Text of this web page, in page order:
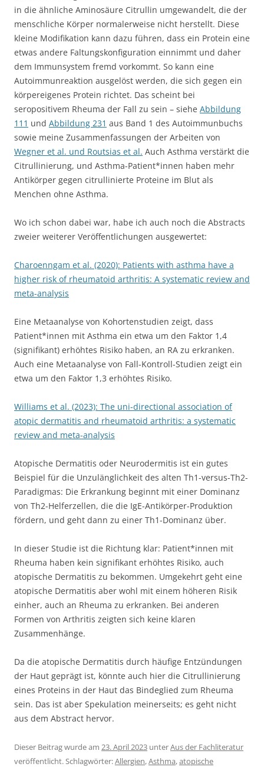
in die ähnliche Aminosäure Citrullin umgewandelt, die der
menschliche Körper normalerweise nicht herstellt. Diese
kleine Modifikation kann dazu führen, dass ein Protein eine
etwas andere Faltungskonfiguration einnimmt und daher
dem Immunsystem fremd vorkommt. So kann eine
Autoimmunreaktion ausgelöst werden, die sich gegen ein
körpereigenes Protein richtet. Das scheint bei
seropositivem Rheuma der Fall zu sein – siehe Abbildung
111 und Abbildung 231 aus Band 1 des Autoimmunbuchs
sowie meine Zusammenfassungen der Arbeiten von
Wegner et al. und Routsias et al. Auch Asthma verstärkt die
Citrullinierung, und Asthma-Patient*innen haben mehr
Antikörper gegen citrullinierte Proteine im Blut als
Menchen ohne Asthma.
Wo ich schon dabei war, habe ich auch noch die Abstracts
zweier weiterer Veröffentlichungen ausgewertet:
Charoenngam et al. (2020): Patients with asthma have a
higher risk of rheumatoid arthritis: A systematic review and
meta-analysis
Eine Metaanalyse von Kohortenstudien zeigt, dass
Patient*innen mit Asthma ein etwa um den Faktor 1,4
(signifikant) erhöhtes Risiko haben, an RA zu erkranken.
Auch eine Metaanalyse von Fall-Kontroll-Studien zeigt ein
etwa um den Faktor 1,3 erhöhtes Risiko.
Williams et al. (2023): The uni-directional association of
atopic dermatitis and rheumatoid arthritis: a systematic
review and meta-analysis
Atopische Dermatitis oder Neurodermitis ist ein gutes
Beispiel für die Unzulänglichkeit des alten Th1-versus-Th2-
Paradigmas: Die Erkrankung beginnt mit einer Dominanz
von Th2-Helferzellen, die die IgE-Antikörper-Produktion
fördern, und geht dann zu einer Th1-Dominanz über.
In dieser Studie ist die Richtung klar: Patient*innen mit
Rheuma haben kein signifikant erhöhtes Risiko, auch
atopische Dermatitis zu bekommen. Umgekehrt geht eine
atopische Dermatitis aber wohl mit einem höheren Risik
einher, auch an Rheuma zu erkranken. Bei anderen
Formen von Arthritis zeigten sich keine klaren
Zusammenhänge.
Da die atopische Dermatitis durch häufige Entzündungen
der Haut geprägt ist, könnte auch hier die Citrullinierung
eines Proteins in der Haut das Bindeglied zum Rheuma
sein. Das ist aber Spekulation meinerseits; es geht nicht
aus dem Abstract hervor.
Dieser Beitrag wurde am 23. April 2023 unterAus der Fachliteratur
veröffentlicht. Schlagwörter:Allergien,Asthma,atopische